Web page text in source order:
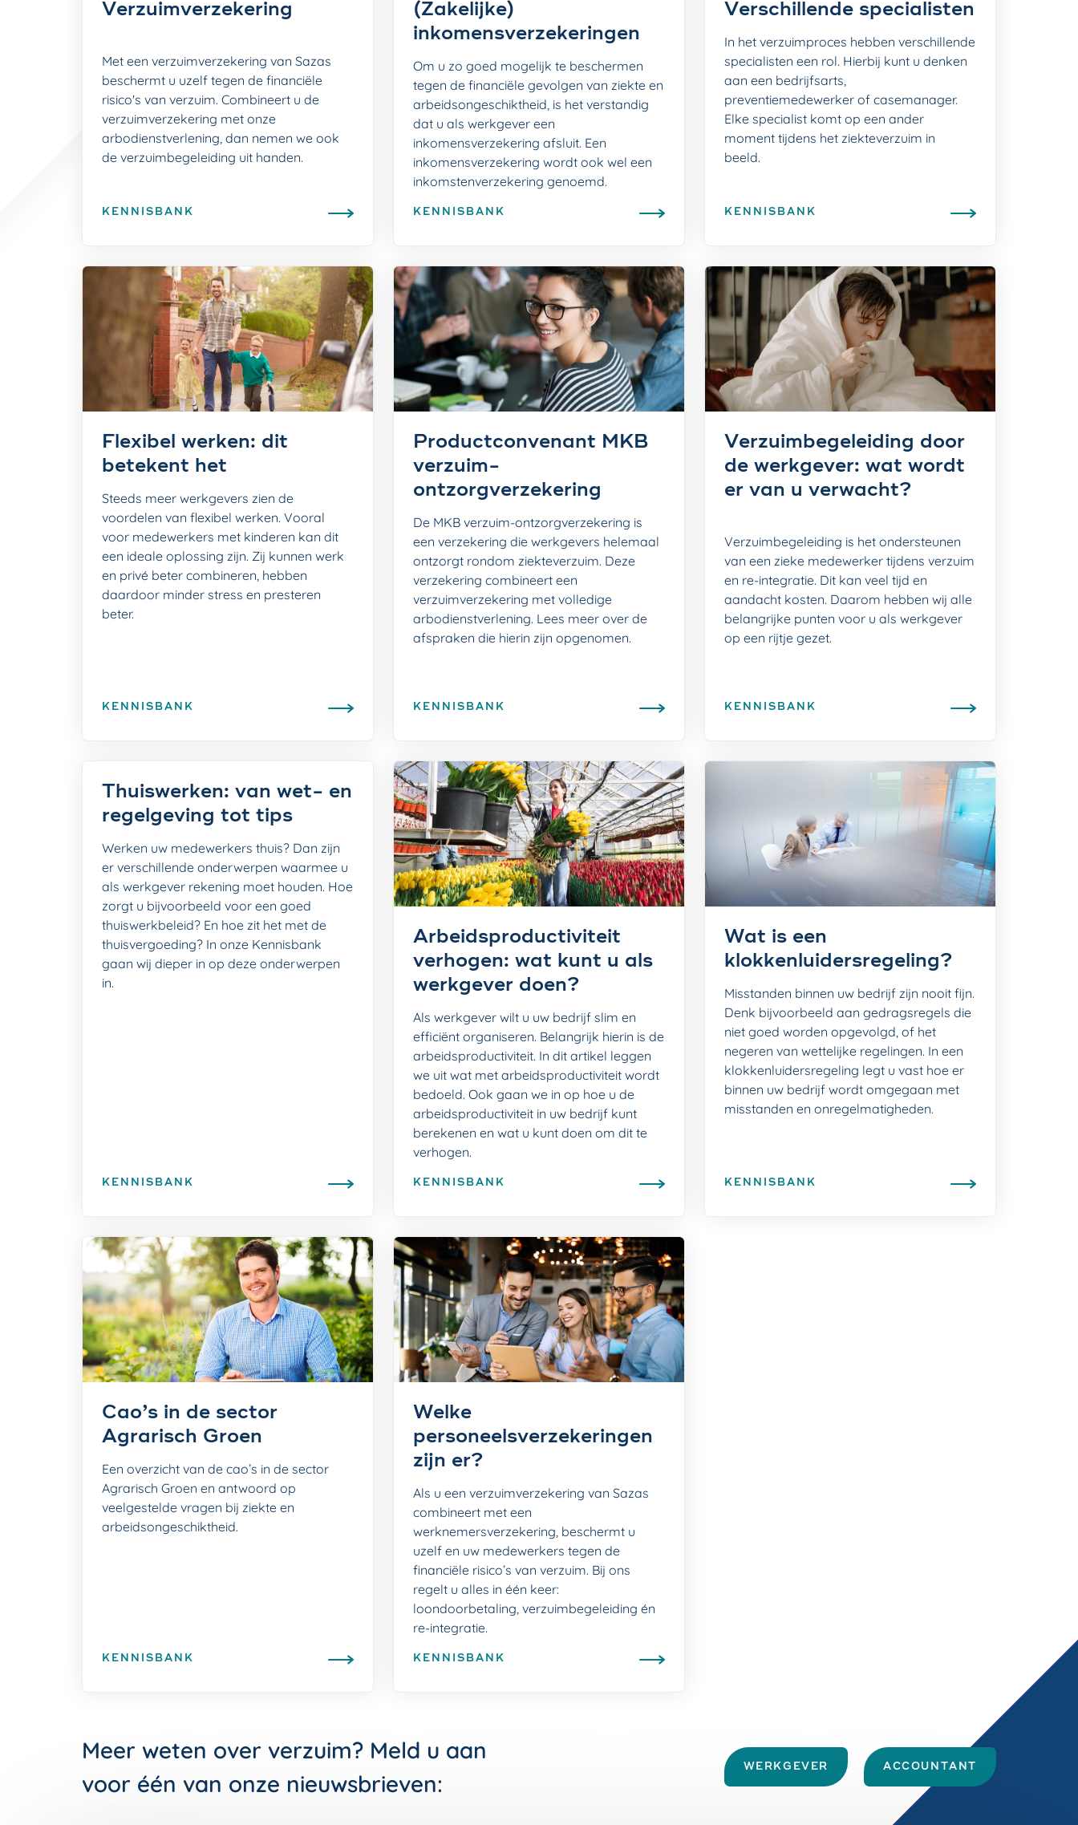
Verzuimverzekering
Met een verzuimverzekering van Sazas
beschermt u uzelf tegen de financiële
risico's van verzuim. Combineert u de
verzuimverzekering met onze
arbodienstverlening, dan nemen we ook
de verzuimbegeleiding uit handen.
KENNISBANK
(Zakelijke)
inkomensverzekeringen
Om u zo goed mogelijk te beschermen
tegen de financiële gevolgen van ziekte en
arbeidsongeschiktheid, is het verstandig
dat u als werkgever een
inkomensverzekering afsluit. Een
inkomensverzekering wordt ook wel een
inkomstenverzekering genoemd.
KENNISBANK
Verschillende specialisten
In het verzuimproces hebben verschillende
specialisten een rol. Hierbij kunt u denken
aan een bedrijfsarts,
preventiemedewerker of casemanager.
Elke specialist komt op een ander
moment tijdens het ziekteverzuim in
beeld.
KENNISBANK
Flexibel werken: dit
betekent het
Steeds meer werkgevers zien de
voordelen van flexibel werken. Vooral
voor medewerkers met kinderen kan dit
een ideale oplossing zijn. Zij kunnen werk
en privé beter combineren, hebben
daardoor minder stress en presteren
beter.
KENNISBANK
Productconvenant MKB
verzuim-
ontzorgverzekering
De MKB verzuim-ontzorgverzekering is
een verzekering die werkgevers helemaal
ontzorgt rondom ziekteverzuim. Deze
verzekering combineert een
verzuimverzekering met volledige
arbodienstverlening. Lees meer over de
afspraken die hierin zijn opgenomen.
KENNISBANK
Verzuimbegeleiding door
de werkgever: wat wordt
er van u verwacht?
Verzuimbegeleiding is het ondersteunen
van een zieke medewerker tijdens verzuim
en re-integratie. Dit kan veel tijd en
aandacht kosten. Daarom hebben wij alle
belangrijke punten voor u als werkgever
op een rijtje gezet.
KENNISBANK
Thuiswerken: van wet- en
regelgeving tot tips
Werken uw medewerkers thuis? Dan zijn
er verschillende onderwerpen waarmee u
als werkgever rekening moet houden. Hoe
zorgt u bijvoorbeeld voor een goed
thuiswerkbeleid? En hoe zit het met de
thuisvergoeding? In onze Kennisbank
gaan wij dieper in op deze onderwerpen
in.
KENNISBANK
Arbeidsproductiviteit
verhogen: wat kunt u als
werkgever doen?
Als werkgever wilt u uw bedrijf slim en
efficiënt organiseren. Belangrijk hierin is de
arbeidsproductiviteit. In dit artikel leggen
we uit wat met arbeidsproductiviteit wordt
bedoeld. Ook gaan we in op hoe u de
arbeidsproductiviteit in uw bedrijf kunt
berekenen en wat u kunt doen om dit te
verhogen.
KENNISBANK
Wat is een
klokkenluidersregeling?
Misstanden binnen uw bedrijf zijn nooit fijn.
Denk bijvoorbeeld aan gedragsregels die
niet goed worden opgevolgd, of het
negeren van wettelijke regelingen. In een
klokkenluidersregeling legt u vast hoe er
binnen uw bedrijf wordt omgegaan met
misstanden en onregelmatigheden.
KENNISBANK
Cao’s in de sector
Agrarisch Groen
Een overzicht van de cao’s in de sector
Agrarisch Groen en antwoord op
veelgestelde vragen bij ziekte en
arbeidsongeschiktheid.
KENNISBANK
Welke
personeelsverzekeringen
zijn er?
Als u een verzuimverzekering van Sazas
combineert met een
werknemersverzekering, beschermt u
uzelf en uw medewerkers tegen de
financiële risico’s van verzuim. Bij ons
regelt u alles in één keer:
loondoorbetaling, verzuimbegeleiding én
re-integratie.
KENNISBANK
Meer weten over verzuim? Meld u aan
voor één van onze nieuwsbrieven:
WERKGEVER ACCOUNTANT